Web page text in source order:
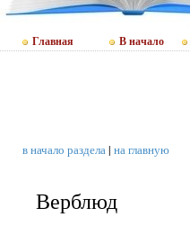
Главная В начало
в начало раздела| на главную
Верблюд